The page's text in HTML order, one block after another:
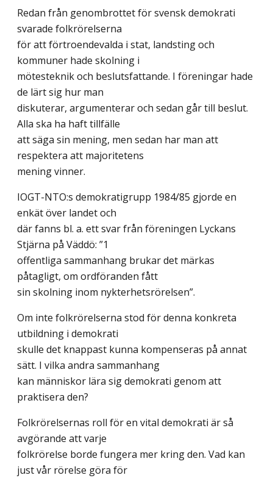
Redan från genombrottet för svensk demokrati
svarade folkrörelserna
för att förtroendevalda i stat, landsting och
kommuner hade skolning i
mötesteknik och beslutsfattande. I föreningar hade
de lärt sig hur man
diskuterar, argumenterar och sedan går till beslut.
Alla ska ha haft tillfälle
att säga sin mening, men sedan har man att
respektera att majoritetens
mening vinner.
IOGT-NTO:s demokratigrupp 1984/85 gjorde en
enkät över landet och
där fanns bl. a. ett svar från föreningen Lyckans
Stjärna på Väddö: ”1
offentliga sammanhang brukar det märkas
påtagligt, om ordföranden fått
sin skolning inom nykterhetsrörelsen”.
Om inte folkrörelserna stod för denna konkreta
utbildning i demokrati
skulle det knappast kunna kompenseras på annat
sätt. I vilka andra sammanhang
kan människor lära sig demokrati genom att
praktisera den?
Folkrörelsernas roll för en vital demokrati är så
avgörande att varje
folkrörelse borde fungera mer kring den. Vad kan
just vår rörelse göra för